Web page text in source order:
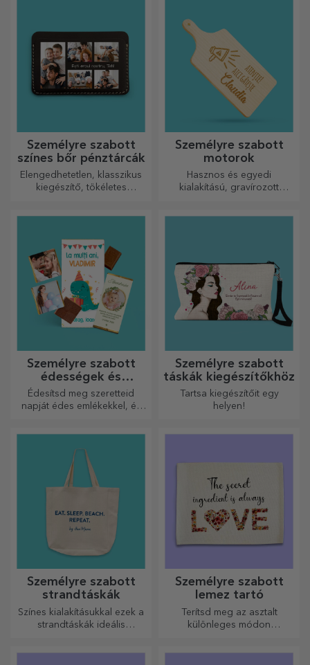
Személyre szabott
színes bőr pénztárcák
Elengedhetetlen, klasszikus
kiegészítő, tökéletes
Személyre szabott
motorok
Hasznos és egyedi
kialakítású, gravírozott
Személyre szabott
édességek és
cukorkák
Édesítsd meg szeretteid
napját édes emlékekkel, és
édes, személyre szabott
ajándékot!
Személyre szabott
táskák kiegészítőkhöz
Tartsa kiegészítőit egy
helyen!
Személyre szabott
strandtáskák
Színes kialakításukkal ezek a
strandtáskák ideális
Személyre szabott
lemez tartó
Terítsd meg az asztalt
különleges módon